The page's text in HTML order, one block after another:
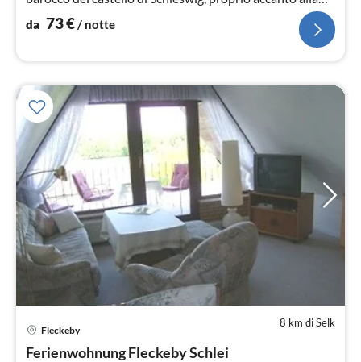
foresta ricreativa Tiergarten.
da 73€/ notte
8 km di Selk
Fleckeby
Ferienwohnung Fleckeby Schlei